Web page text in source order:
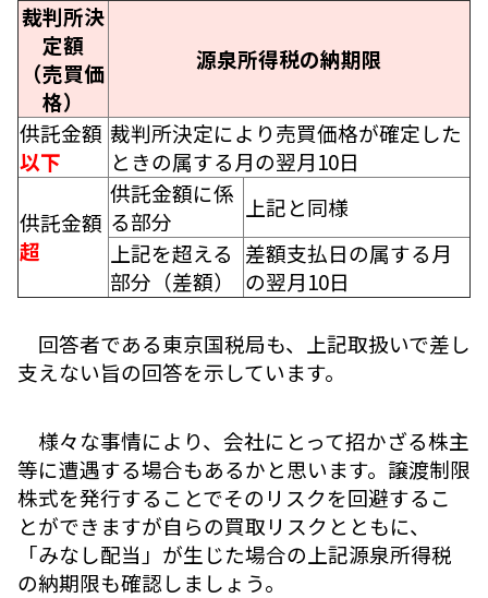
裁判所決
定額
（売買価
格）
源泉所得税の納期限
供託金額
以下
裁判所決定により売買価格が確定した
ときの属する月の翌月10日
供託金額
超
供託金額に係
る部分
上記と同様
上記を超える
部分（差額）
差額支払日の属する月
の翌月10日
回答者である東京国税局も、上記取扱いで差し
支えない旨の回答を示しています。
様々な事情により、会社にとって招かざる株主
等に遭遇する場合もあるかと思います。譲渡制限
株式を発行することでそのリスクを回避するこ
とができますが自らの買取リスクとともに、
「みなし配当」が生じた場合の上記源泉所得税
の納期限も確認しましょう。